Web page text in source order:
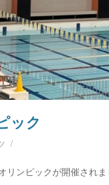
ック
/
リンピックが開催され